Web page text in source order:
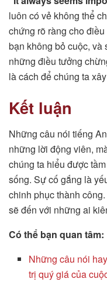
luôn có vẻ không thể
chứng rõ ràng cho
bạn không bỏ cuộc,
những điều tưởng
là cách để chúng ta
Kết luận
Những câu nói tiếng
những lời động viên,
chúng ta hiểu được
sống. Sự cố gắng là
chinh phục thành
sẽ đến với những ai
Có thể bạn quan tâm:
Những câu nói
trị quý giá của